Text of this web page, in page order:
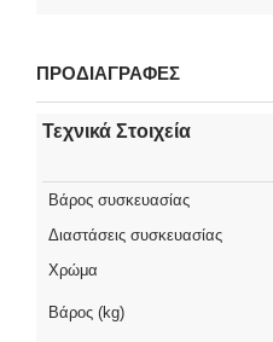
ΠΡΟΔΙΑΓΡΑΦΕΣ
Τεχνικά Στοιχεία
Βάρος συσκευασίας
Διαστάσεις συσκευασίας
Χρώμα
Βάρος (kg)